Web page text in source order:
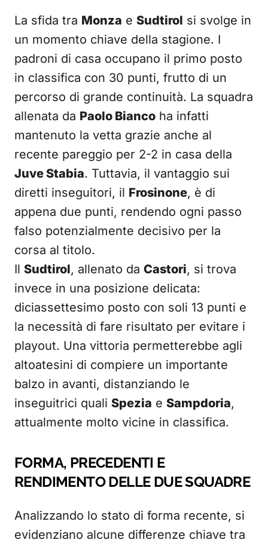
La sfida tra Monza e Sudtirol si svolge in
un momento chiave della stagione. I
padroni di casa occupano il primo posto
in classifica con 30 punti, frutto di un
percorso di grande continuità. La squadra
allenata da Paolo Bianco ha infatti
mantenuto la vetta grazie anche al
recente pareggio per 2-2 in casa della
Juve Stabia. Tuttavia, il vantaggio sui
diretti inseguitori, il Frosinone, è di
appena due punti, rendendo ogni passo
falso potenzialmente decisivo per la
corsa al titolo.
Il Sudtirol, allenato da Castori, si trova
invece in una posizione delicata:
diciassettesimo posto con soli 13 punti e
la necessità di fare risultato per evitare i
playout. Una vittoria permetterebbe agli
altoatesini di compiere un importante
balzo in avanti, distanziando le
inseguitrici quali Spezia e Sampdoria,
attualmente molto vicine in classifica.
FORMA, PRECEDENTI E
RENDIMENTO DELLE DUE SQUADRE
Analizzando lo stato di forma recente, si
evidenziano alcune differenze chiave tra